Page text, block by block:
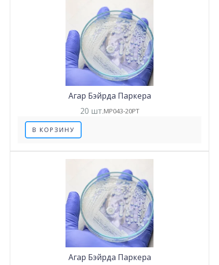
Агар Бэйрда Паркера
20 шт.MP043-20PT
В КОРЗИНУ
Агар Бэйрда Паркера